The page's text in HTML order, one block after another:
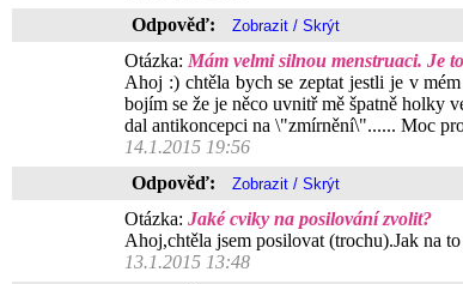
Odpověď:
Otázka: Mám velmi silnou menstruaci. Je
Ahoj :) chtěla bych se zeptat jestli je v
bojím se že je něco uvnitř mě špatně holky
dal antikoncepci na \"zmírnění\"...... Moc
14.1.2015 19:56
Odpověď:
Otázka: Jaké cviky na posilování zvolit?
Ahoj,chtěla jsem posilovat (trochu).Jak na
13.1.2015 13:48